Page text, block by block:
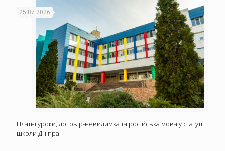
25.07.2026
Платні уроки, договір-невидимка та російська мова у статуті
школи Дніпра